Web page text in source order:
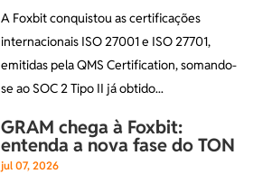
A Foxbit conquistou as certificações
internacionais ISO 27001 e ISO 27701,
emitidas pela QMS Certification, somando-
se ao SOC 2 Tipo II já obtido...
GRAM chega à Foxbit:
entenda a nova fase do TON
jul 07, 2026